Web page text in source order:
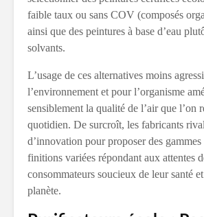
faible taux ou sans COV (composés
ainsi que des peintures à base d’eau
solvants.
L’usage de ces alternatives moins
l’environnement et pour l’organisme
sensiblement la qualité de l’air que l’on
quotidien. De surcroît, les fabricants
d’innovation pour proposer des
finitions variées répondant aux attentes
consommateurs soucieux de leur santé
planète.